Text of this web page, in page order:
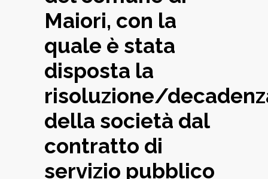
Maiori, con la
quale è stata
disposta la
risoluzione/
della società dal
contratto di
servizio pubblico